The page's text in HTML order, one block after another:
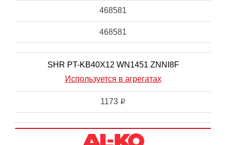
468581
468581
SHR PT-KB40X12 WN1451 ZNNI8F
Используется в агрегатах
1173 i